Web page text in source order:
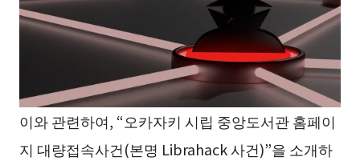
이와 관련하여, “오카자키 시립 중앙도서관 홈페이
지 대량접속사건(본명 Librahack 사건)”을 소개하